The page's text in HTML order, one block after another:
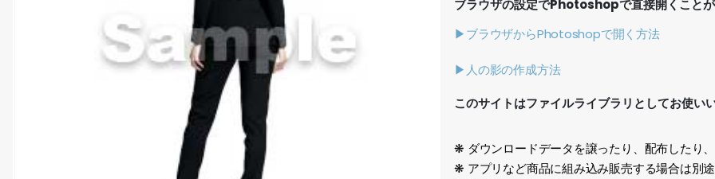
ブラウザの設定でPhotoshopで直接開くこと
▶ブラウザからPhotoshopで開く方法
▶人の影の作成方法
このサイトはファイルライブラリとしてお使い
❋ ダウンロードデータを譲ったり、配布したり
❋ アプリなど商品に組み込み販売する場合は別